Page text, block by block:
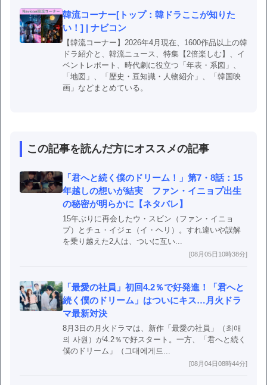
韓流コーナー[トップ：韓ドラここが知りた
い！] | ナビコン
【韓流コーナー】2026年4月現在、1600作品以上の韓
ドラ紹介と、韓流ニュース、特集【2倍楽しむ】、イ
ベントレポート、時代劇に役立つ「年表・系図」、
「地図」、「歴史・豆知識・人物紹介」、「韓国映
画」などまとめている。
この記事を読んだ方にオススメの記事
「君へと続く僕のドリーム！」第7・8話：15
年越しの想いが結実 ファン・イニョプ出生
の秘密が明らかに【ネタバレ】
15年ぶりに再会したウ・スビン（ファン・イニョ
プ）とチュ・イジェ（イ・ヘリ）。すれ違いや誤解
を乗り越えた2人は、ついに互い...
[08月05日10時38分]
「最愛の社員」初回4.2％で好発進！「君へと
続く僕のドリーム」はついにキス…月火ドラ
マ最新対決
8月3日の月火ドラマは、新作「最愛の社員」（최애
의 사원）が4.2％で好スタート。一方、「君へと続く
僕のドリーム」（그대에게드...
[08月04日08時44分]